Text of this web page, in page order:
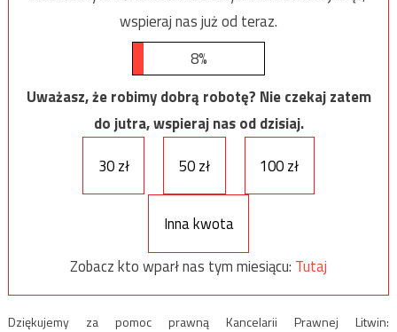
wspieraj nas już od teraz.
8%
Uważasz, że robimy dobrą robotę? Nie czekaj zatem
do jutra, wspieraj nas od dzisiaj.
30 zł
50 zł 100 zł
Inna kwota
Zobacz kto wparł nas tym miesiącu: Tutaj
Dziękujemy za pomoc prawną Kancelarii Prawnej Litwin: